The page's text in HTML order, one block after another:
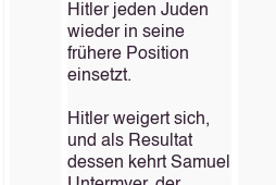
Hitler jeden Juden
wieder in seine
frühere Position
einsetzt.
Hitler weigert sich,
und als Resultat
dessen kehrt Samuel